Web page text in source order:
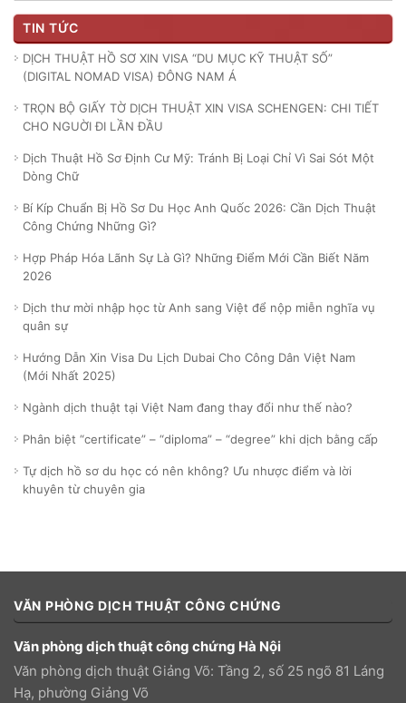
TIN TỨC
DỊCH THUẬT HỒ SƠ XIN VISA “DU MỤC KỸ THUẬT SỐ”
(DIGITAL NOMAD VISA) ĐÔNG NAM Á
TRỌN BỘ GIẤY TỜ DỊCH THUẬT XIN VISA SCHENGEN: CHI TIẾT
CHO NGUỜI ĐI LẦN ĐẦU
Dịch Thuật Hồ Sơ Định Cư Mỹ: Tránh Bị Loại Chỉ Vì Sai Sót Một
Dòng Chữ
Bí Kíp Chuẩn Bị Hồ Sơ Du Học Anh Quốc 2026: Cần Dịch Thuật
Công Chứng Những Gì?
Hợp Pháp Hóa Lãnh Sự Là Gì? Những Điểm Mới Cần Biết Năm
2026
Dịch thư mời nhập học từ Anh sang Việt để nộp miễn nghĩa vụ
quân sự
Hướng Dẫn Xin Visa Du Lịch Dubai Cho Công Dân Việt Nam
(Mới Nhất 2025)
Ngành dịch thuật tại Việt Nam đang thay đổi như thế nào?
Phân biệt “certificate” – “diploma” – “degree” khi dịch bằng cấp
Tự dịch hồ sơ du học có nên không? Ưu nhược điểm và lời
khuyên từ chuyên gia
VĂN PHÒNG DỊCH THUẬT CÔNG CHỨNG
Văn phòng dịch thuật công chứng Hà Nội
Văn phòng dịch thuật Giảng Võ: Tầng 2, số 25 ngõ 81 Láng
Hạ, phường Giảng Võ